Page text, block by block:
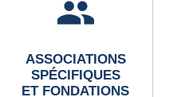
group
ASSOCIATIONS
SPÉCIFIQUES
ET FONDATIONS